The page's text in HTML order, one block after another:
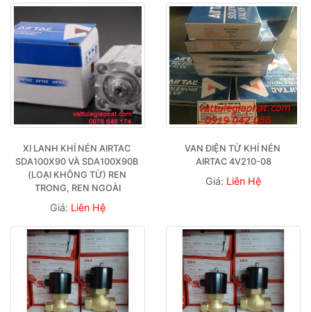
XI LANH KHÍ NÉN AIRTAC
SDA100X90 VÀ SDA100X90B
(LOẠI KHÔNG TỪ) REN
TRONG, REN NGOÀI
Giá: Liên Hệ
VAN ĐIỆN TỪ KHÍ NÉN
AIRTAC 4V210-08
Giá: Liên Hệ